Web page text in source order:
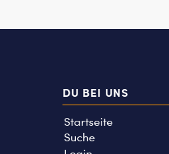
DU BEI UNS
Startseite
Suche